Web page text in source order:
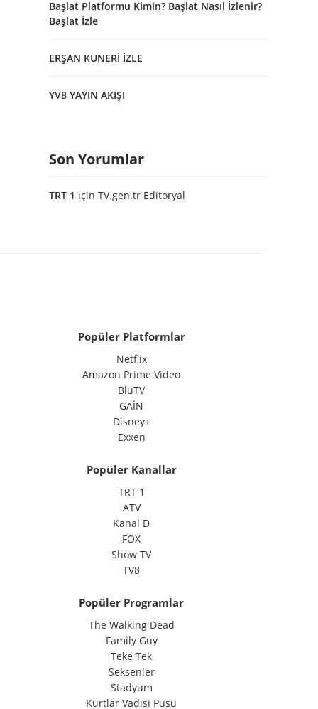
Başlat Platformu Kimin? Başlat Nasıl İzlenir?
Başlat İzle
ERŞAN KUNERİ İZLE
YV8 YAYIN AKIŞI
Son Yorumlar
TRT 1 için TV.gen.tr Editoryal
Popüler Platformlar
Netflix
Amazon Prime Video
BluTV
GAİN
Disney+
Exxen
Popüler Kanallar
TRT 1
ATV
Kanal D
FOX
Show TV
TV8
Popüler Programlar
The Walking Dead
Family Guy
Teke Tek
Seksenler
Stadyum
Kurtlar Vadisi Pusu